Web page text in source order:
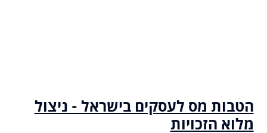
הטבות מס לעסקים בישראל - ניצול
מלוא הזכויות